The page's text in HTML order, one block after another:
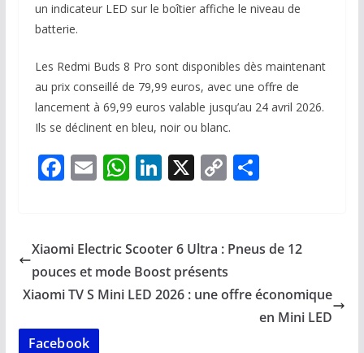
un indicateur LED sur le boîtier affiche le niveau de
batterie.
Les Redmi Buds 8 Pro sont disponibles dès maintenant
au prix conseillé de 79,99 euros, avec une offre de
lancement à 69,99 euros valable jusqu’au 24 avril 2026.
Ils se déclinent en bleu, noir ou blanc.
F
b
o
o
k
E
l
W
s
A
p
Li
e
dI
n
X C
y
Li
n
P
g
Xiaomi Electric Scooter 6 Ultra : Pneus de 12
pouces et mode Boost présents
Xiaomi TV S Mini LED 2026 : une offre économique
en Mini LED
Facebook